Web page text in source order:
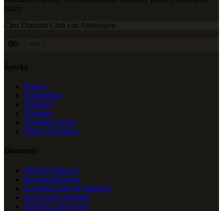
burzy.
Člen Diamant Club van Antwerpen
Šperky
Prsteny
Náhrdelníky
Náušnice
Náramky
Zásnubní prsteny
Dárkové poukazy
Diamanty
Přírodní diamanty
Barevné diamanty
Investiční barevné diamanty
Lab-Grown diamanty
Barevné Lab-Grown